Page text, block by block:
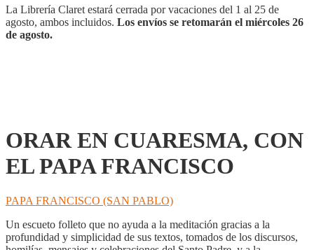
FRANCISCO
cantidad
La Librería Claret estará cerrada por vacaciones del 1 al 25 de
agosto, ambos incluidos. Los envíos se retomarán el miércoles 26
de agosto.
ORAR EN CUARESMA, CON
EL PAPA FRANCISCO
PAPA FRANCISCO (SAN PABLO)
Un escueto folleto que no ayuda a la meditación gracias a la
profundidad y simplicidad de sus textos, tomados de los discursos,